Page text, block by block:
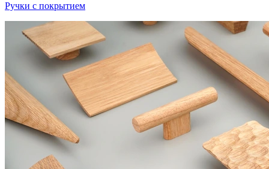
Ручки с покрытием